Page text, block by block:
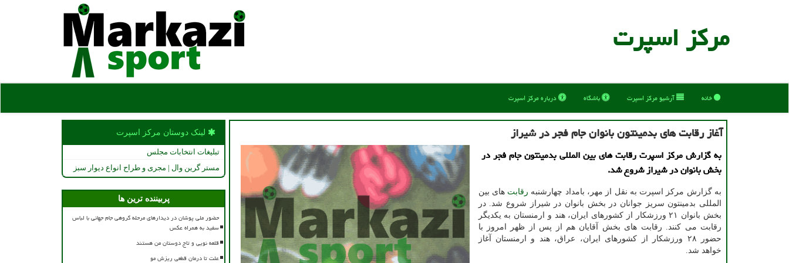
مركز اسپرت
خانه آرشیو مركز اسپرت باشگاه درباره مركز اسپرت
آغاز رقابت های بدمینتون بانوان جام فجر در شیراز
به گزارش مرکز اسپرت رقابت های بین المللی بدمینتون جام فجر در
بخش بانوان در شیراز شروع شد.
به گزارش مرکز اسپرت به نقل از مهر، بامداد چهارشنبه رقابت های بین
المللی بدمینتون سریز جوانان در بخش بانوان در شیراز شروع شد. در
بخش بانوان ۲۱ ورزشکار از کشورهای ایران، هند و ارمنستان به یکدیگر
رقابت می کنند. رقابت های بخش آقایان هم از پس از ظهر امروز با
حضور ۲۸ ورزشکار از کشورهای ایران، عراق، هند و ارمنستان آغاز
خواهد شد.
لینک دوستان مركز اسپرت
تبلیغات انتخابات مجلس
مستر گرین وال | مجری و طراح انواع دیوار سبز
پربیننده ترین ها
حضور ملی پوشان در دیدارهای مرحله گروهی جام جهانی با لباس
سفید به همراه عکس
قلعه نویی و تاج دوستان من هستند
علت تا درمان قطعی ریزش مو